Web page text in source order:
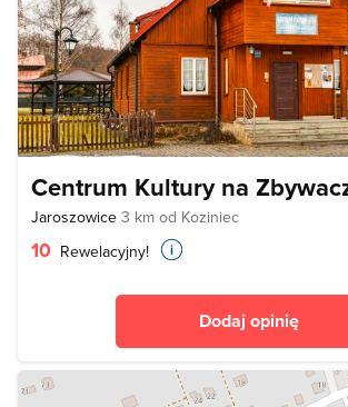
Centrum Kultury na
Jaroszowice 3 km od Koziniec
10 Rewelacyjny!
Dodaj opinię